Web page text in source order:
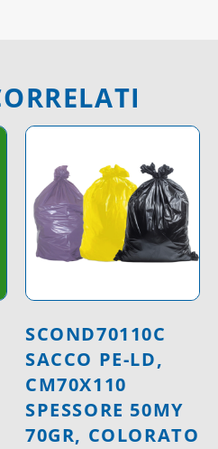
SCOND70110C
SACCO PE-LD,
CM70X110
SPESSORE 50MY
70GR, COLORATO